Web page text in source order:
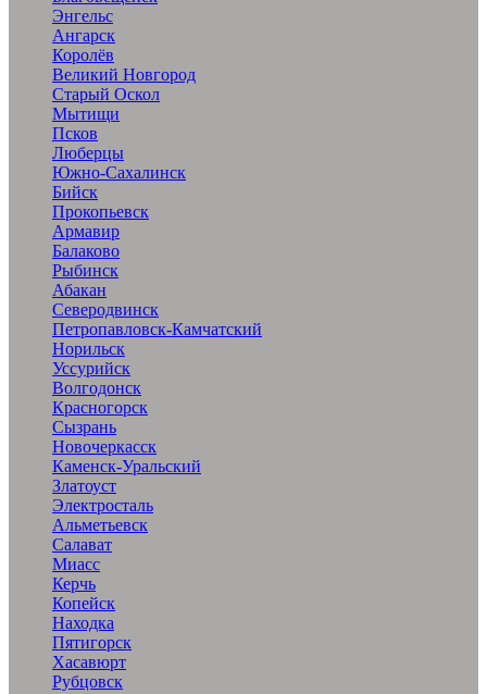
Энгельс
Ангарск
Королёв
Великий Новгород
Старый Оскол
Мытищи
Псков
Люберцы
Южно-Сахалинск
Бийск
Прокопьевск
Армавир
Балаково
Рыбинск
Абакан
Северодвинск
Петропавловск-Камчатский
Норильск
Уссурийск
Волгодонск
Красногорск
Сызрань
Новочеркасск
Каменск-Уральский
Златоуст
Электросталь
Альметьевск
Салават
Миасс
Керчь
Копейск
Находка
Пятигорск
Хасавюрт
Рубцовск